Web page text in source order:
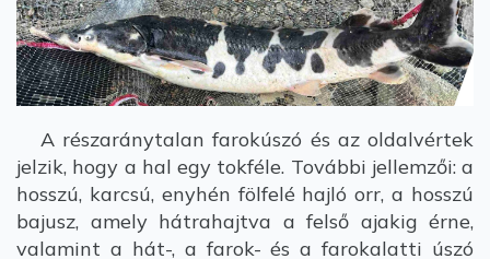
A részaránytalan farokúszó és az oldalvértek
jelzik, hogy a hal egy tokféle. További jellemzői: a
hosszú, karcsú, enyhén fölfelé hajló orr, a hosszú
bajusz, amely hátrahajtva a felső ajakig érne,
valamint a hát-, a farok- és a farokalatti úszó